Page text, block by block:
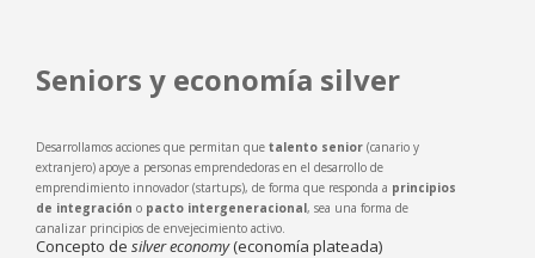
Seniors y economía silver
Desarrollamos acciones que permitan que talento senior (canario y
extranjero) apoye a personas emprendedoras en el desarrollo de
emprendimiento innovador (startups), de forma que responda a principios
de integración o pacto intergeneracional, sea una forma de
canalizar principios de envejecimiento activo.
Concepto de silver economy(economía plateada)